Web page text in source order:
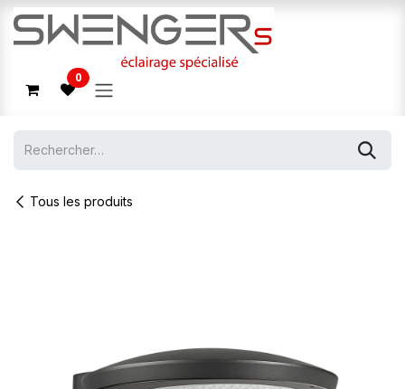
Se rendre au contenu
0
Tous les produits